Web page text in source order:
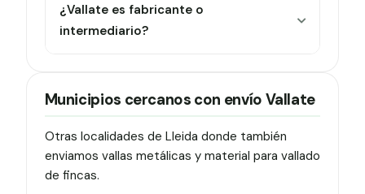
¿Vallate es fabricante o
intermediario?
Municipios cercanos con envío Vallate
Otras localidades de Lleida donde también
enviamos vallas metálicas y material para vallado
de fincas.